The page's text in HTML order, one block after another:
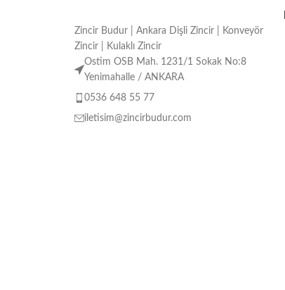
Zincir Budur | Ankara Dişli Zincir | Konveyör
Zincir | Kulaklı Zincir
Ostim OSB Mah. 1231/1 Sokak No:8
Yenimahalle / ANKARA
0536 648 55 77
iletisim@zincirbudur.com